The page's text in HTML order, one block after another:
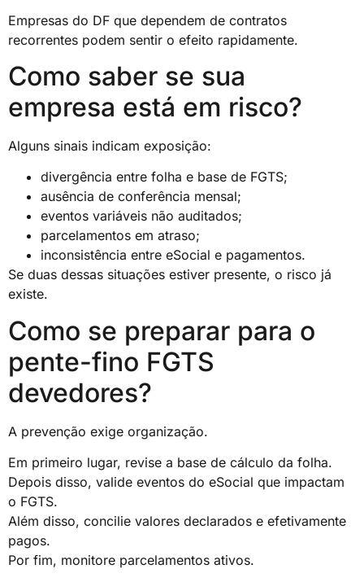
Empresas do DF que dependem de contratos
recorrentes podem sentir o efeito rapidamente.
Como saber se sua
empresa está em risco?
Alguns sinais indicam exposição:
divergência entre folha e base de FGTS;
ausência de conferência mensal;
eventos variáveis não auditados;
parcelamentos em atraso;
inconsistência entre eSocial e pagamentos.
Se duas dessas situações estiver presente, o risco já
existe.
Como se preparar para o
pente-fino FGTS
devedores?
A prevenção exige organização.
Em primeiro lugar, revise a base de cálculo da folha.
Depois disso, valide eventos do eSocial que impactam
o FGTS.
Além disso, concilie valores declarados e efetivamente
pagos.
Por fim, monitore parcelamentos ativos.